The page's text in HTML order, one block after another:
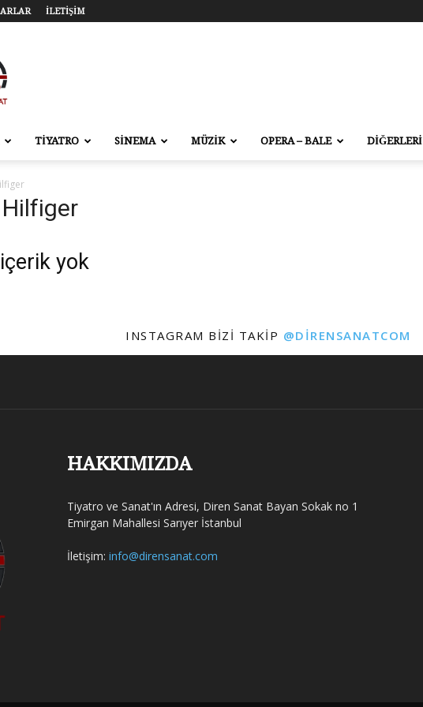
İLETİŞİM
TİYATRO SİNEMA MÜZİK OPERA – BALE DİĞERLERİ
yok
INSTAGRAM BIZI TAKIP @DIRENSANATCOM
HAKKIMIZDA
Tiyatro ve Sanat'ın Adresi, Diren Sanat Bayan Sokak no 1
Emirgan Mahallesi Sarıyer İstanbul
İletişim: info@dirensanat.com